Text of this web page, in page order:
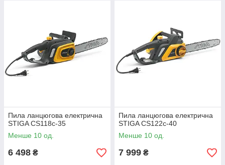
Пила ланцюгова електрична
STIGA CS118c-35
Менше 10 од.
6 498 ₴
Пила ланцюгова електрична
STIGA CS122c-40
Менше 10 од.
7 999 ₴